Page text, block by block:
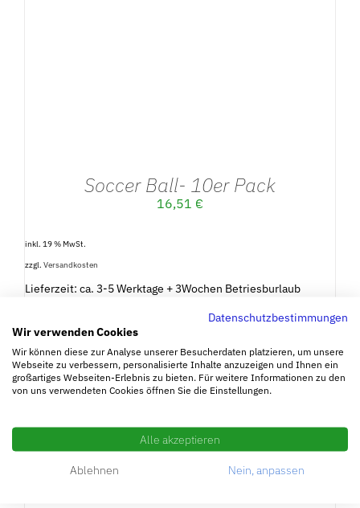
Soccer Ball- 10er Pack
16,51 €
inkl. 19 % MwSt.
zzgl. Versandkosten
Lieferzeit: ca. 3-5 Werktage + 3Wochen Betriesburlaub
Datenschutzbestimmungen
Wir verwenden Cookies
Wir können diese zur Analyse unserer Besucherdaten platzieren, um unsere
Webseite zu verbessern, personalisierte Inhalte anzuzeigen und Ihnen ein
großartiges Webseiten-Erlebnis zu bieten. Für weitere Informationen zu den
von uns verwendeten Cookies öffnen Sie die Einstellungen.
Alle akzeptieren
Ablehnen Nein, anpassen